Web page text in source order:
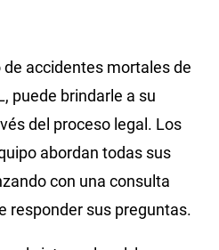
accidentes mortales de
puede brindarle a su
del proceso legal. Los
abordan todas sus
con una consulta
responder sus preguntas.